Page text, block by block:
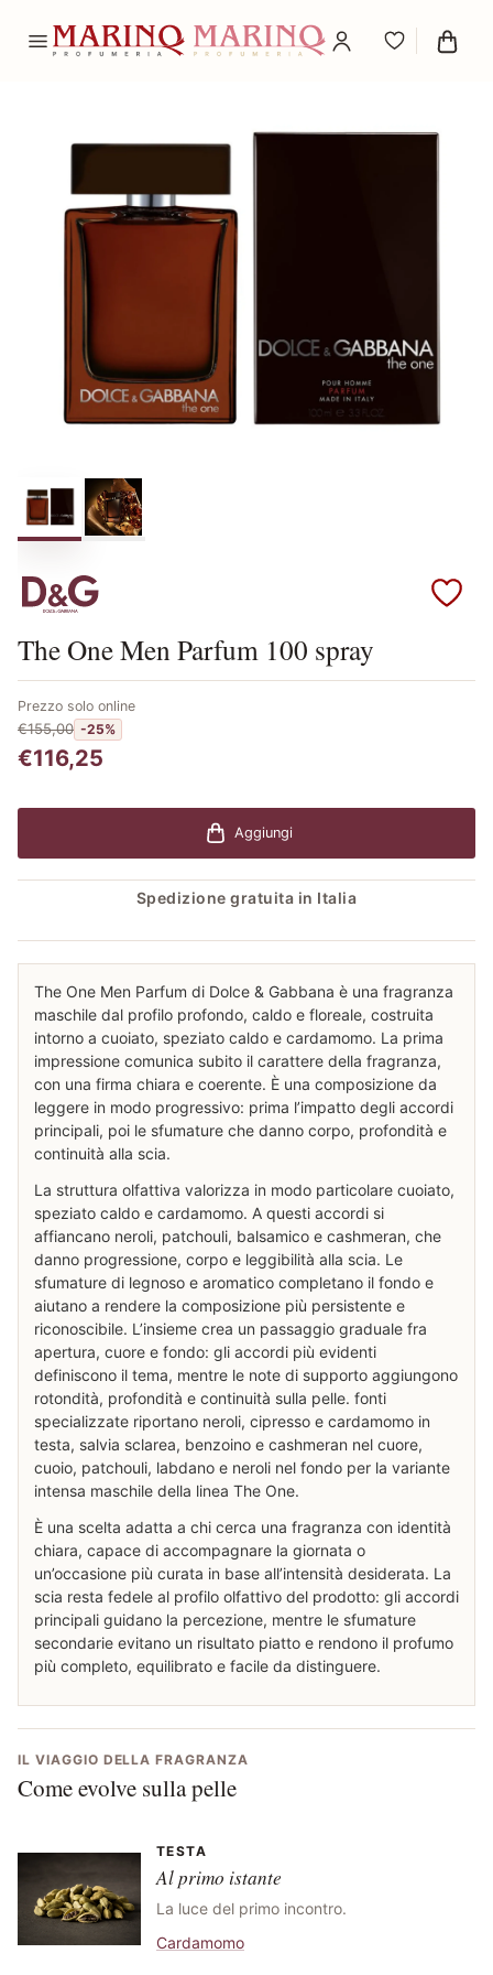
Scopri i prodotti Dolce & Gabbana
The One Men Parfum 100 spray
Prezzo solo online
€155,00 -25%
€116,25
Aggiungi
Spedizione gratuita in Italia
The One Men Parfum di Dolce & Gabbana è una fragranza
maschile dal profilo profondo, caldo e floreale, costruita
intorno a cuoiato, speziato caldo e cardamomo. La prima
impressione comunica subito il carattere della fragranza,
con una firma chiara e coerente. È una composizione da
leggere in modo progressivo: prima l’impatto degli accordi
principali, poi le sfumature che danno corpo, profondità e
continuità alla scia.
La struttura olfattiva valorizza in modo particolare cuoiato,
speziato caldo e cardamomo. A questi accordi si
affiancano neroli, patchouli, balsamico e cashmeran, che
danno progressione, corpo e leggibilità alla scia. Le
sfumature di legnoso e aromatico completano il fondo e
aiutano a rendere la composizione più persistente e
riconoscibile. L’insieme crea un passaggio graduale fra
apertura, cuore e fondo: gli accordi più evidenti
definiscono il tema, mentre le note di supporto aggiungono
rotondità, profondità e continuità sulla pelle. fonti
specializzate riportano neroli, cipresso e cardamomo in
testa, salvia sclarea, benzoino e cashmeran nel cuore,
cuoio, patchouli, labdano e neroli nel fondo per la variante
intensa maschile della linea The One.
È una scelta adatta a chi cerca una fragranza con identità
chiara, capace di accompagnare la giornata o
un’occasione più curata in base all’intensità desiderata. La
scia resta fedele al profilo olfattivo del prodotto: gli accordi
principali guidano la percezione, mentre le sfumature
secondarie evitano un risultato piatto e rendono il profumo
più completo, equilibrato e facile da distinguere.
IL VIAGGIO DELLA FRAGRANZA
Come evolve sulla pelle
TESTA
Al primo istante
La luce del primo incontro.
Cardamomo